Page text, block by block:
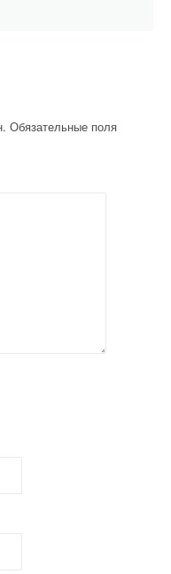
Обязательные поля